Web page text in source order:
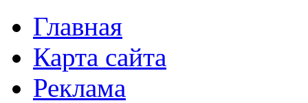
Главная
Карта сайта
Реклама